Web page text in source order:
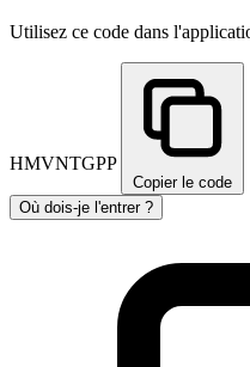
Utilisez ce code dans
HMVNTGPP
Copier le code
Où dois-je l'entrer ?